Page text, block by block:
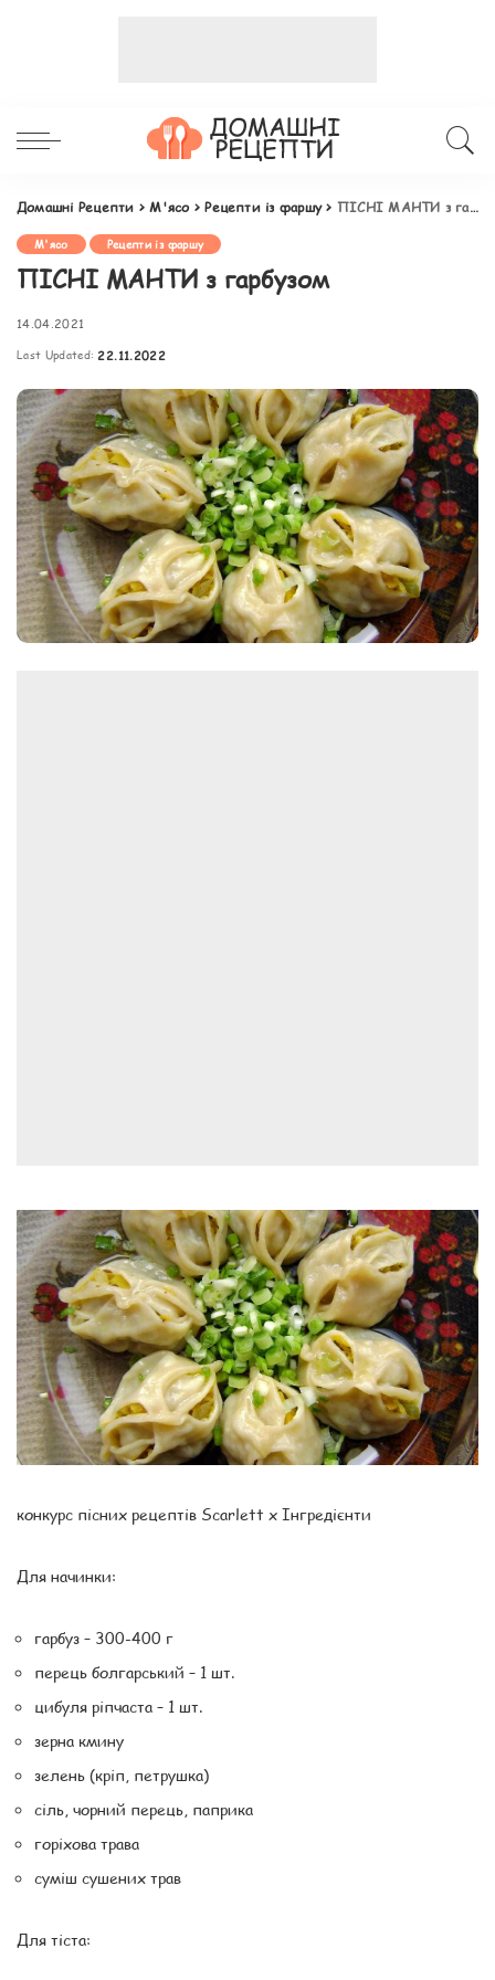
Домашні Рецепти >М'ясо>Рецепти із фаршу> ПІСНІ МАНТИ з гарбузом
М'ясо Рецепти із фаршу
ПІСНІ МАНТИ з гарбузом
14.04.2021
Last Updated: 22.11.2022
конкурс пісних рецептів Scarlett x Інгредієнти
Для начинки:
гарбуз – 300-400 г
перець болгарський – 1 шт.
цибуля ріпчаста – 1 шт.
зерна кмину
зелень (кріп, петрушка)
сіль, чорний перець, паприка
горіхова трава
суміш сушених трав
Для тіста: